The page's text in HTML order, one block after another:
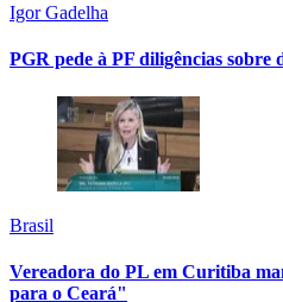
Igor Gadelha
PGR pede à PF diligências
Brasil
Vereadora do PL em Curitiba
para o Ceará"